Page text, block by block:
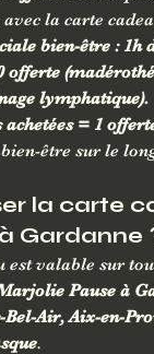
la carte
bien-être : 1h
offerte
lymphatique).
achetées = 1
être sur le
la carte
Gardanne
est valable sur
Pause à
Bel-Air, Aix-en-
.